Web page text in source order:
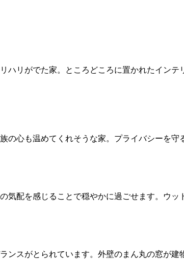
ハリがでた家。ところどころに置かれたイン
心も温めてくれそうな家。プライバシーを守
配を感じることで穏やかに過ごせます。ウッ
スがとられています。外壁のまん丸の窓が建